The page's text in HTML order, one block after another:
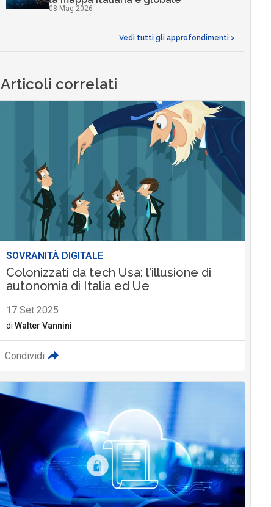
08 Mag 2026
Vedi tutti gli approfondimenti >
Articoli correlati
SOVRANITÀ DIGITALE
Colonizzati da tech Usa: l'illusione di
autonomia di Italia ed Ue
17 Set 2025
di Walter Vannini
Condividi